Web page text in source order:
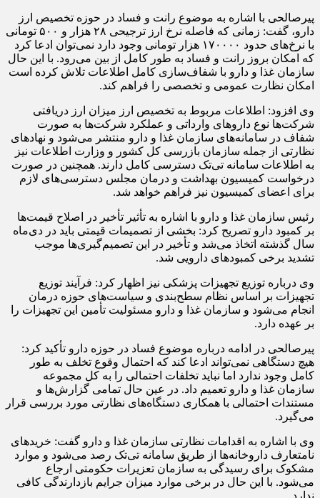
پیرصالحی با اشاره به موضوع رانت و فساد در حوزه تخصیص ارز
دارو، گفت: زمانی که فاصله نرخ ارز ترجیحی ۲۸ هزار و ۵۰۰ تومانی
با نرخ‌های حدود ۱۷۰۰۰۰ هزار تومانی وجود دارد نمی‌توان ادعا کرد
که امکان بروز رانت و فساد به طور کامل از بین می‌رود. با این حال
سازمان غذا و دارو با شفاف‌سازی کامل اطلاعات تلاش کرده است
امکان نظارت عمومی و تخصصی را فراهم کند.
وی افزود: اطلاعات مربوط به تخصیص ارز میزان ارز دریافتی
شرکت‌ها نوع داروهای وارداتی و عملکرد شرکت‌ها به صورت
شفاف در سامانه‌های سازمان غذا و دارو منتشر می‌شود و نهادهای
نظارتی از جمله سازمان بازرسی کل کشور و وزارت اطلاعات نیز
به اطلاعات سامانه تی‌تک دسترسی کامل دارند. همچنین در صورت
درخواست کمیسیون بهداشت و درمان مجلس دسترسی‌های لازم
برای اعضای کمیسیون نیز فراهم خواهد شد.
رئیس سازمان غذا و دارو با اشاره به تأثیر تأخیر در اصلاح قیمت‌ها
بر کمبود دارو تصریح کرد: بخشی از تصمیمات قیمتی باید در دی‌ماه
سال گذشته اتخاذ می‌شد و تأخیر در این تصمیم‌گیری‌ها موجب
تشدید برخی کمبودهای دارویی شد.
وی درباره توزیع تجهیزات پزشکی نیز اظهار کرد: فرآیند توزیع
تجهیزات بر اساس نظام سطح‌بندی و سیاست‌های حوزه درمان
انجام می‌شود و سازمان غذا و دارو مسئولیت تأمین این تجهیزات را
بر عهده دارد.
پیرصالحی در ادامه درباره موضوع فساد در حوزه دارو تأکید کرد:
هیچ دستگاهی نمی‌تواند ادعا کند که احتمال وقوع تخلف به طور
کامل وجود ندارد اما نباید تخلفات احتمالی را به کل مجموعه
سازمان غذا و دارو تعمیم داد. در عین حال تمامی گزارش‌ها و
مستندات احتمالی با همکاری دستگاه‌های نظارتی مورد بررسی قرار
می‌گیرد.
وی با اشاره به اقدامات نظارتی سازمان غذا و دارو گفت: خریدهای
نامتعارف داروخانه‌ها از طریق سامانه تی‌تک رصد می‌شود و موارد
مشکوک برای رسیدگی به سازمان تعزیرات حکومتی ارجاع
می‌شود. با این حال در برخی موارد میزان جرایم بازدارندگی کافی